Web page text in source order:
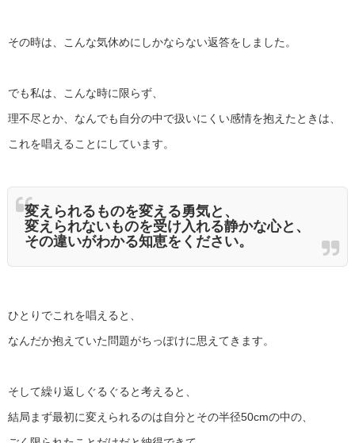
その時は、こんな気休めにしかならない返答をしました。
でも私は、こんな時に限らず、
理不尽とか、なんでも自分の中で扱いにくい感情を抱えたときは、
これを唱えることにしています。
変えられるものを変える勇気と、
変えられないものを受け入れる静かな心と、
その違いがわかる知恵をください。
ひとりでこれを唱えると、
なんだか抱えていた問題がちっぽけに思えてきます。
そして繰り返しぐるぐると考えると、
結局まず最初に変えられるのは自分とその半径50cmの中の、